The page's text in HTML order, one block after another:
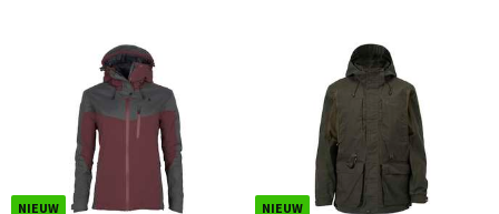
NIEUW NIEUW